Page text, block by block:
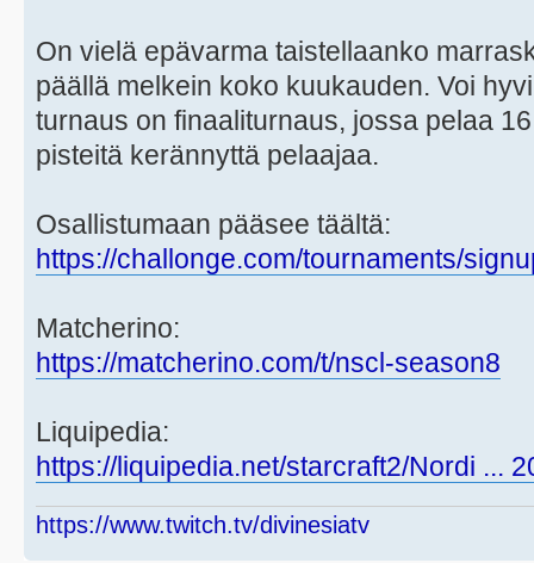
On vielä epävarma taistellaanko
päällä melkein koko kuukauden. Voi
turnaus on finaaliturnaus, jossa pelaa
pisteitä kerännyttä pelaajaa.
Osallistumaan pääsee täältä:
https://challonge.com/tournaments/
Matcherino:
https://matcherino.com/t/nscl-season8
Liquipedia:
https://liquipedia.net/starcraft2/Nordi ...
https://www.twitch.tv/divinesiatv